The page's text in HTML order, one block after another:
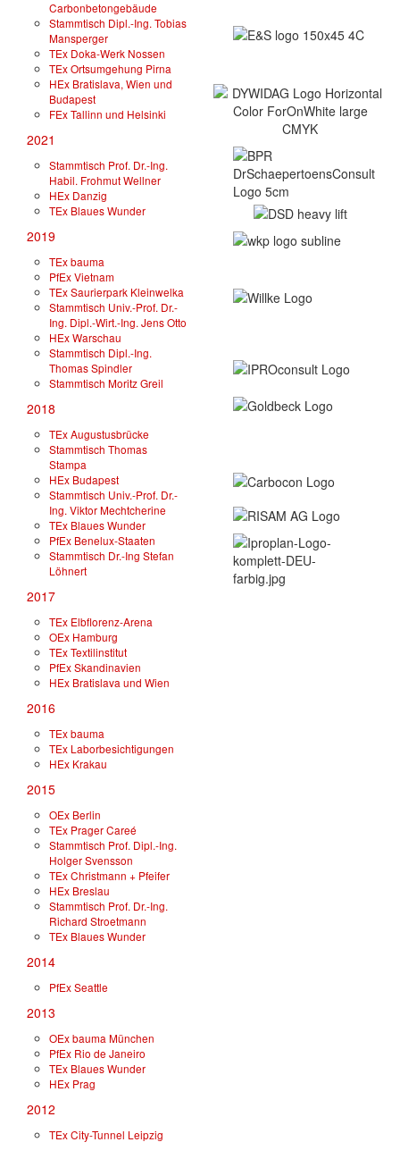
Carbonbetongebäude
Stammtisch Dipl.-Ing. Tobias
Mansperger
TEx Doka-Werk Nossen
TEx Ortsumgehung Pirna
HEx Bratislava, Wien und
Budapest
FEx Tallinn und Helsinki
2021
Stammtisch Prof. Dr.-Ing.
Habil. Frohmut Wellner
HEx Danzig
TEx Blaues Wunder
2019
TEx bauma
PfEx Vietnam
TEx Saurierpark Kleinwelka
Stammtisch Univ.-Prof. Dr.-
Ing. Dipl.-Wirt.-Ing. Jens Otto
HEx Warschau
Stammtisch Dipl.-Ing.
Thomas Spindler
Stammtisch Moritz Greil
2018
TEx Augustusbrücke
Stammtisch Thomas
Stampa
HEx Budapest
Stammtisch Univ.-Prof. Dr.-
Ing. Viktor Mechtcherine
TEx Blaues Wunder
PfEx Benelux-Staaten
Stammtisch Dr.-Ing Stefan
Löhnert
2017
TEx Elbflorenz-Arena
OEx Hamburg
TEx Textilinstitut
PfEx Skandinavien
HEx Bratislava und Wien
2016
TEx bauma
TEx Laborbesichtigungen
HEx Krakau
2015
OEx Berlin
TEx Prager Careé
Stammtisch Prof. Dipl.-Ing.
Holger Svensson
TEx Christmann + Pfeifer
HEx Breslau
Stammtisch Prof. Dr.-Ing.
Richard Stroetmann
TEx Blaues Wunder
2014
PfEx Seattle
2013
OEx bauma München
PfEx Rio de Janeiro
TEx Blaues Wunder
HEx Prag
2012
TEx City-Tunnel Leipzig